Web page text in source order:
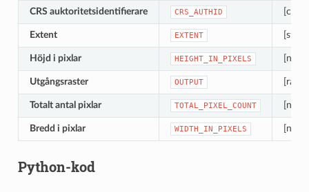
CRS auktoritetsidentifierare CRS_AUTHID [crs]
Extent EXTENT
Höjd i pixlar HEIGHT_IN_PIXELS
Utgångsraster OUTPUT
Totalt antal pixlar TOTAL_PIXEL_COUNT
Bredd i pixlar WIDTH_IN_PIXELS
Python-kod